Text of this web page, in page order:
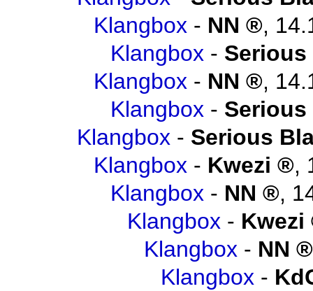
Klangbox - NN ,
Klangbox -
Klangbox - NN ,
Klangbox -
Klangbox - Serious
Klangbox - Kwezi ,
Klangbox - NN ,
Klangbox - Kwezi
Klangbox - NN
Klangbox -